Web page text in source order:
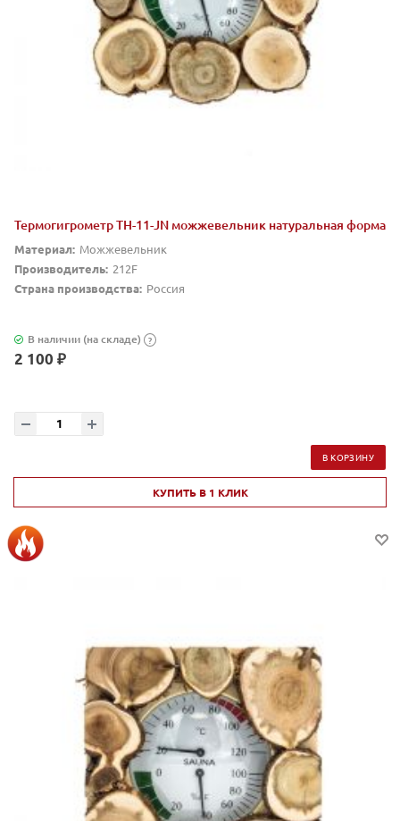
Термогигрометр ТН-11-JN можжевельник натуральная форма
Материал: Можжевельник
Производитель: 212F
Страна производства: Россия
В наличии (на складе) ?
2 100 ₽
В КОРЗИНУ
КУПИТЬ В 1 КЛИК